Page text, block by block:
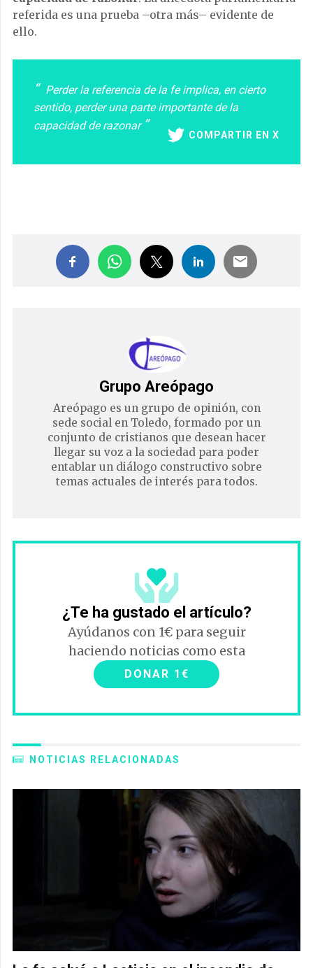
referida es una prueba –otra más– evidente de
ello.
Perder la referencia de la fe implica, en cierto
sentido, perder una parte importante de la
capacidad de razonar
COMPARTIR EN X
Grupo Areópago
Areópago es un grupo de opinión, con
sede social en Toledo, formado por un
conjunto de cristianos que desean hacer
llegar su voz a la sociedad para poder
entablar un diálogo constructivo sobre
temas actuales de interés para todos.
¿Te ha gustado el artículo?
Ayúdanos con 1€ para seguir
haciendo noticias como esta
DONAR 1€
NOTICIAS RELACIONADAS